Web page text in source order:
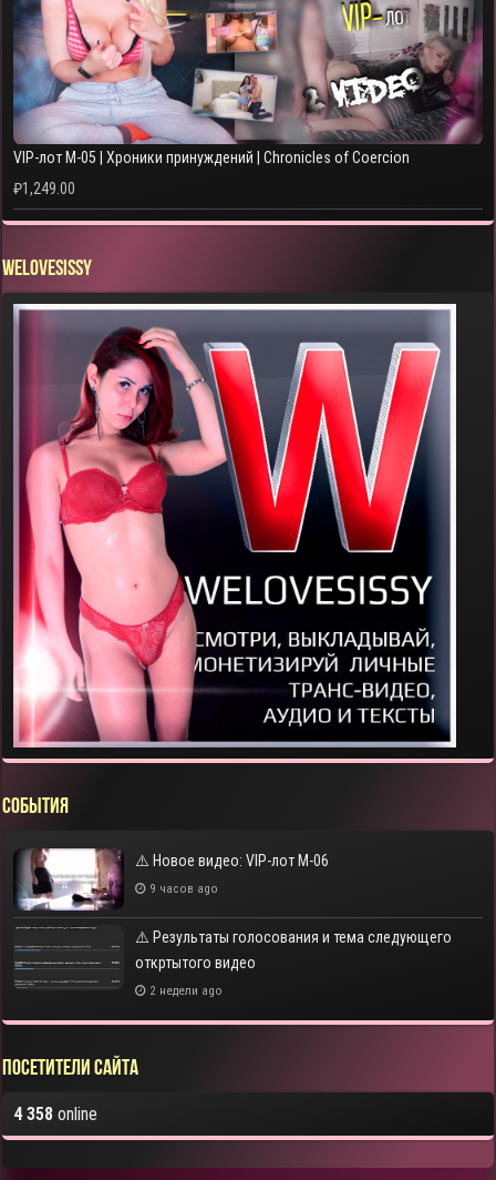
VIP-лот M-05 | Хроники принуждений | Chronicles of Coercion
₽1,249.00
WELOVESISSY
СОБЫТИЯ
⚠️ Новое видео: VIP-лот M-06
9 часов ago
⚠️ Результаты голосования и тема следующего
откртытого видео
2 недели ago
Посетители сайта
4 358 online